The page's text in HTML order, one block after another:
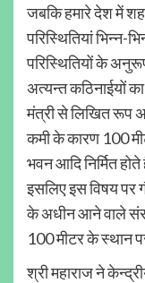
जबकि हमारे देश में
परिस्थितियां भिन्न-
परिस्थितियों के
अत्यन्त कठिनाईयों
मंत्री से लिखित रूप
कमी के कारण 100
भवन आदि निर्मित
इसलिए इस विषय पर
के अधीन आने वाले
100 मीटर के स्थान
श्री महाराज ने